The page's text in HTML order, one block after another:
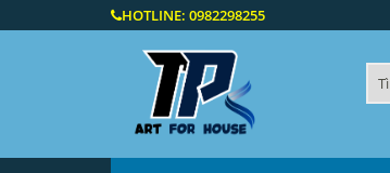
HOTLINE: 0982298255